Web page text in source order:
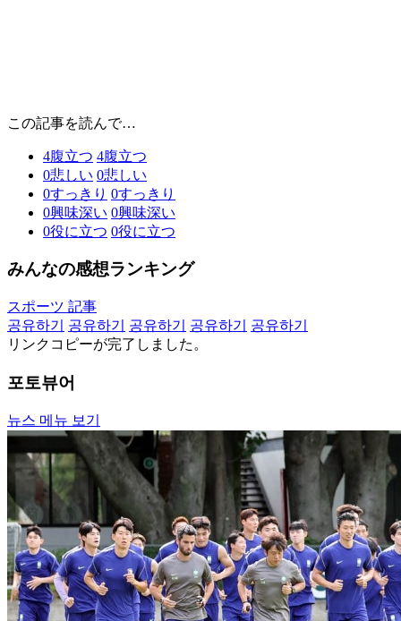
この記事を読んで…
4腹立つ 4腹立つ
0悲しい 0悲しい
0すっきり 0すっきり
0興味深い 0興味深い
0役に立つ 0役に立つ
みんなの感想ランキング
スポーツ 記事
공유하기
공유하기 공유하기 공유하기
공유하기
リンクコピーが完了しました。
포토뷰어
뉴스 메뉴 보기